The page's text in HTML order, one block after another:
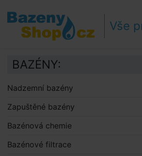
Přejít na obsah
Přejít k postrannímu sloupci
Klávesové zkratky
Vše
BAZÉNY:
Nadzemní bazény
Zapuštěné bazény
Bazénová chemie
Bazénové filtrace